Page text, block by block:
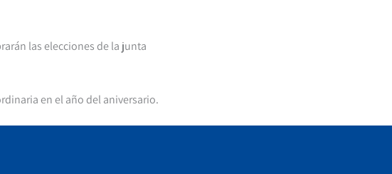
las elecciones de la junta
en el año del aniversario.